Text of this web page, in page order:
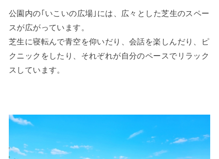
公園内の｢いこいの広場｣には、広々とした芝生のスペー
スが広がっています。
芝生に寝転んで青空を仰いだり、会話を楽しんだり、ピ
クニックをしたり、それぞれが自分のペースでリラック
スしています。